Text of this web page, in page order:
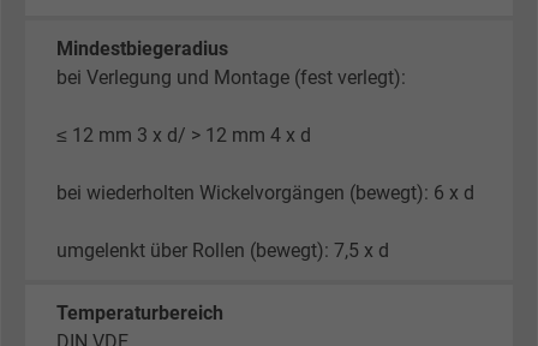
Mindestbiegeradius
bei Verlegung und Montage (fest verlegt):
≤ 12 mm 3 x d/ > 12 mm 4 x d
bei wiederholten Wickelvorgängen (bewegt): 6 x d
umgelenkt über Rollen (bewegt): 7,5 x d
Temperaturbereich